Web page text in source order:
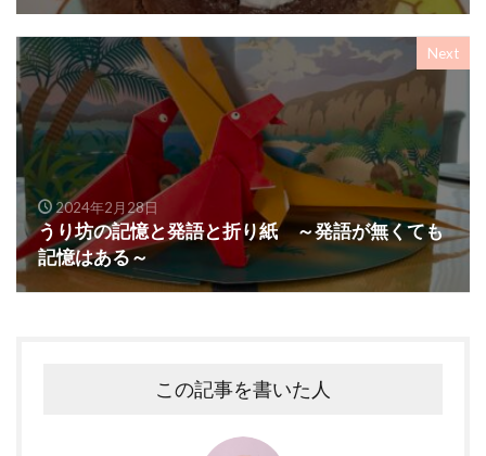
Next
2024年2月28日
うり坊の記憶と発語と折り紙 ～発語が無くても
記憶はある～
この記事を書いた人